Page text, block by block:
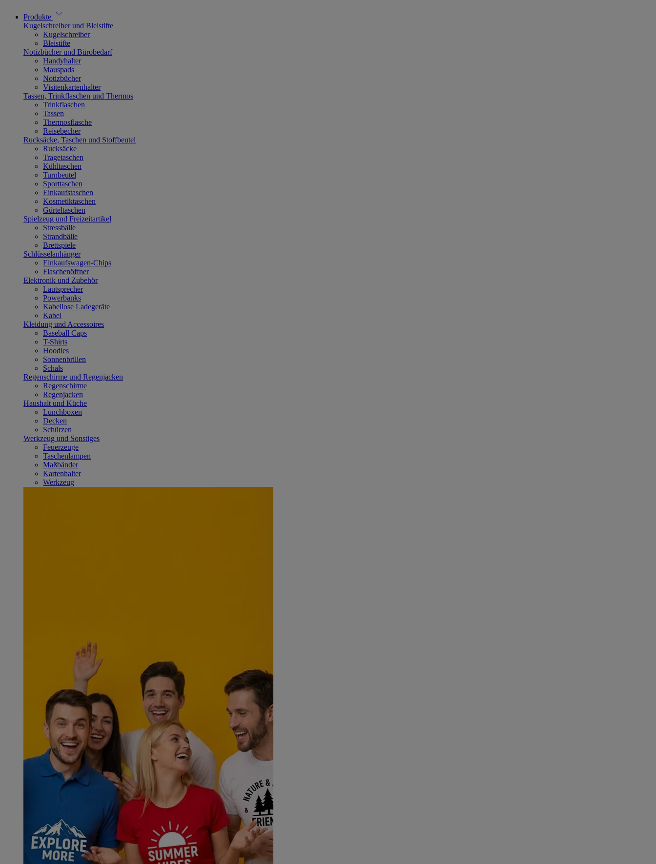
Produkte
Kugelschreiber und Bleistifte
Kugelschreiber
Bleistifte
Notizbücher und Bürobedarf
Handyhalter
Mauspads
Notizbücher
Visitenkartenhalter
Tassen, Trinkflaschen und Thermos
Trinkflaschen
Tassen
Thermosflasche
Reisebecher
Rucksäcke, Taschen und Stoffbeutel
Rucksäcke
Tragetaschen
Kühltaschen
Turnbeutel
Sporttaschen
Einkaufstaschen
Kosmetiktaschen
Gürteltaschen
Spielzeug und Freizeitartikel
Stressbälle
Strandbälle
Brettspiele
Schlüsselanhänger
Einkaufswagen-Chips
Flaschenöffner
Elektronik und Zubehör
Lautsprecher
Powerbanks
Kabellose Ladegeräte
Kabel
Kleidung und Accessoires
Baseball Caps
T-Shirts
Hoodies
Sonnenbrillen
Schals
Regenschirme und Regenjacken
Regenschirme
Regenjacken
Haushalt und Küche
Lunchboxen
Decken
Schürzen
Werkzeug und Sonstiges
Feuerzeuge
Taschenlampen
Maßbänder
Kartenhalter
Werkzeug